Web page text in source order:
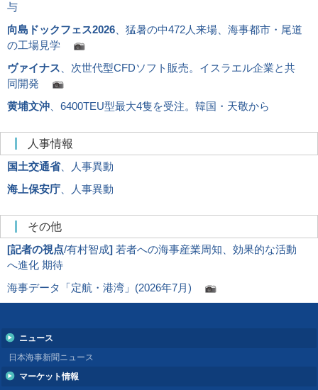
与
向島ドックフェス2026 、猛暑の中472人来場、海事都市・尾道
の工場見学
ヴァイナス 、次世代型CFDソフト販売。イスラエル企業と共
同開発
黄埔文沖 、6400TEU型最大4隻を受注。韓国・天敬から
人事情報
国土交通省、人事異動
海上保安庁 、人事異動
その他
[記者の視点/有村智成] 若者への海事産業周知、効果的な活動
へ進化 期待
海事データ「定航・港湾」(2026年7月)
ニュース
日本海事新聞ニュース
マーケット情報